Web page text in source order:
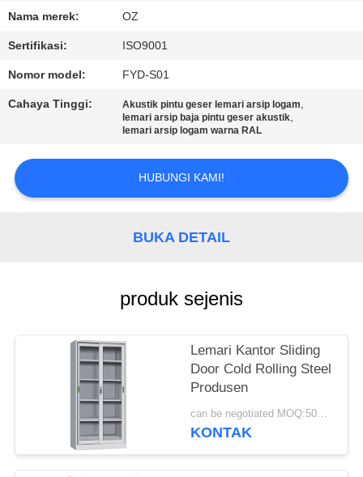
HUBUNGI
KAMI
PENAWARAN
Nama merek: OZ
Sertifikasi: ISO9001
Nomor model: FYD-S01
Cahaya Tinggi: Akustik pintu geser lemari arsip logam,
lemari arsip baja pintu geser akustik,
lemari arsip logam warna RAL
HUBUNGI KAMI!
BUKA DETAIL
produk sejenis
Lemari Kantor Sliding
Door Cold Rolling Steel
Produsen
can be negotiated MOQ:50PCS
KONTAK